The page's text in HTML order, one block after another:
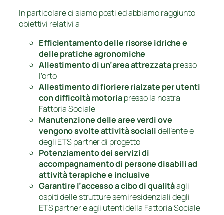
In particolare ci siamo posti ed abbiamo raggiunto
obiettivi relativi a
Efficientamento delle risorse idriche e
delle pratiche agronomiche
Allestimento di un’area attrezzatapresso
l’orto
Allestimento di fioriere rialzate per utenti
con difficoltà motoriapresso la nostra
Fattoria Sociale
Manutenzione delle aree verdi ove
vengono svolte attività socialidell’ente e
degli ETS partner di progetto
Potenziamento dei servizi di
accompagnamento di persone disabili ad
attività terapiche e inclusive
Garantire l’accesso a cibo di qualitàagli
ospiti delle strutture semiresidenziali degli
ETS partner e agli utenti della Fattoria Sociale